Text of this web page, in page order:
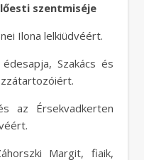
szentmiséje
Ilona lelkiüdvéért.
Szakács és
az Érsekvadkerten
Margit, fiaik,